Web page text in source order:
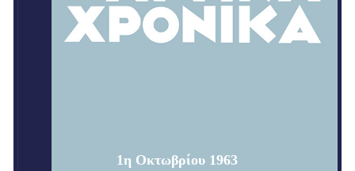
1η Οκτωβρίου 1963